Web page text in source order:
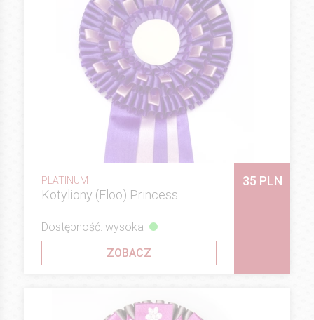
PLATINUM
Kotyliony (Floo) Princess
35 PLN
Dostępność: wysoka
ZOBACZ